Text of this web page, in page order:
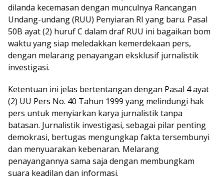
dilanda kecemasan dengan munculnya Rancangan
Undang-undang (RUU) Penyiaran RI yang baru. Pasal
50B ayat (2) huruf C dalam draf RUU ini bagaikan bom
waktu yang siap meledakkan kemerdekaan pers,
dengan melarang penayangan eksklusif jurnalistik
investigasi.
Ketentuan ini jelas bertentangan dengan Pasal 4 ayat
(2) UU Pers No. 40 Tahun 1999 yang melindungi hak
pers untuk menyiarkan karya jurnalistik tanpa
batasan. Jurnalistik investigasi, sebagai pilar penting
demokrasi, bertugas mengungkap fakta tersembunyi
dan menyuarakan kebenaran. Melarang
penayangannya sama saja dengan membungkam
suara keadilan dan informasi.